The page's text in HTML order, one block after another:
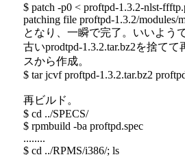
$ patch -p0 < proftpd-1.3.2-nlst-
patching file proftpd-1.3.2/modules/
となり、一瞬で完了。いいようで
古いprodtpd-1.3.2.tar.bz2を捨て
スから作成。
$ tar jcvf proftpd-1.3.2.tar.bz2
再ビルド。
$ cd ../SPECS/
$ rpmbuild -ba proftpd.spec
........
$ cd ../RPMS/i386/; ls